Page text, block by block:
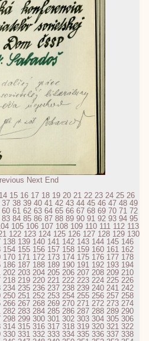
Next End
14 15 16 17 18 19 20 21 22 23 24 25 26
37 38 39 40 41 42 43 44 45 46 47 48 49
60 61 62 63 64 65 66 67 68 69 70 71 72
83 84 85 86 87 88 89 90 91 92 93 94 95
105 106 107 108 109 110 111 112 113
122 123 124 125 126 127 128 129 130
138 139 140 141 142 143 144 145 146
154 155 156 157 158 159 160 161 162
170 171 172 173 174 175 176 177 178
186 187 188 189 190 191 192 193 194
202 203 204 205 206 207 208 209 210
218 219 220 221 222 223 224 225 226
234 235 236 237 238 239 240 241 242
250 251 252 253 254 255 256 257 258
266 267 268 269 270 271 272 273 274
282 283 284 285 286 287 288 289 290
298 299 300 301 302 303 304 305 306
314 315 316 317 318 319 320 321 322
330 331 332 333 334 335 336 337 338